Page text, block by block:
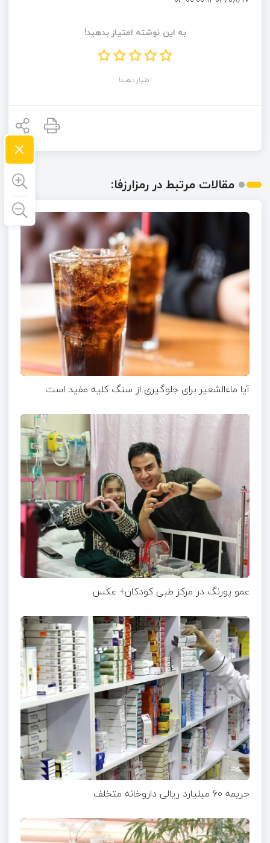
به این نوشته امتیاز بدهید!
امتیاز دهید!
مقالات مرتبط در رمزارزفا:
آیا ماءالشعیر برای جلوگیری از سنگ کلیه مفید است
عمو پورنگ در مرکز طبی کودکان+ عکس
جریمه ۶۰ میلیارد ریالی داروخانه متخلف
×